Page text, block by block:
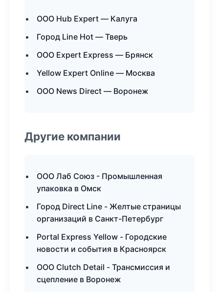
ООО Hub Expert — Калуга
Город Line Hot — Тверь
ООО Expert Express — Брянск
Yellow Expert Online — Москва
ООО News Direct — Воронеж
Другие компании
ООО Лаб Союз - Промышленная
упаковка в Омск
Город Direct Line - Желтые страницы
организаций в Санкт-Петербург
Portal Express Yellow - Городские
новости и события в Красноярск
ООО Clutch Detail - Трансмиссия и
сцепление в Воронеж